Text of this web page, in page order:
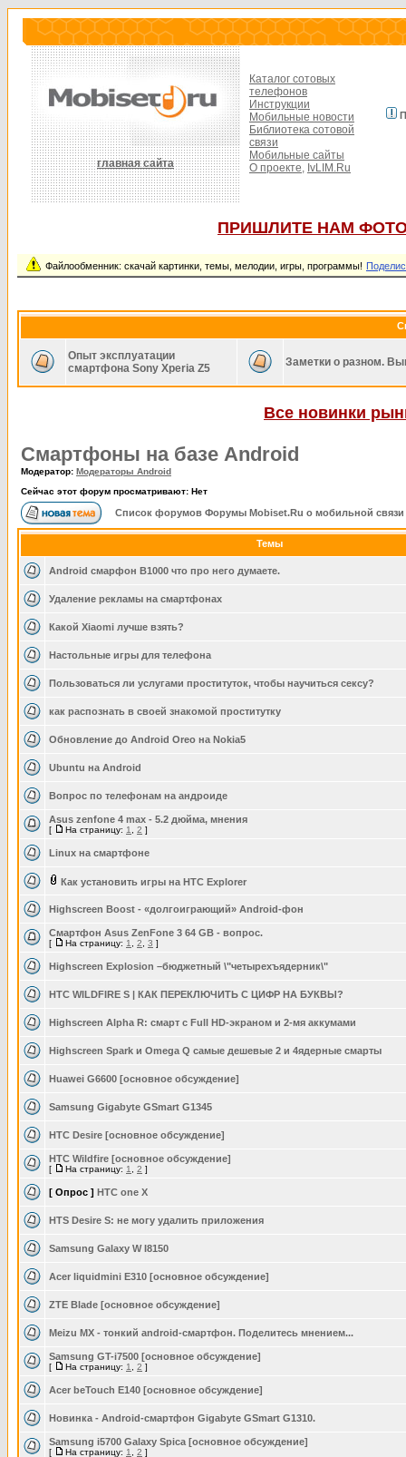
главная сайта
Каталог сотовых
телефонов
Инструкции
Мобильные новости
Библиотека сотовой
связи
Мобильные сайты
О проекте, IvLIM.Ru
ПРИШЛИТЕ НАМ
Файлообменник: скачай картинки, темы, мелодии, игры, программы!
Опыт эксплуатации
смартфона Sony Xperia Z5
Заметки о разном.
Все новинки
Смартфоны на базе Android
Модератор: Модераторы Android
Сейчас этот форум просматривают: Нет
Список форумов Форумы Mobiset.Ru о мобильной связи
Темы
Android смарфон B1000 что про него думаете.
Удаление рекламы на смартфонах
Какой Xiaomi лучше взять?
Настольные игры для телефона
Пользоваться ли услугами проституток, чтобы научиться сексу?
как распознать в своей знакомой проститутку
Обновление до Android Oreo на Nokia5
Ubuntu на Android
Вопрос по телефонам на андроиде
Asus zenfone 4 max - 5.2 дюйма, мнения
[ На страницу: 1 2 ]
Linux на смартфоне
Как установить игры на HTC Explorer
Highscreen Boost - «долгоиграющий» Android-фон
Смартфон Asus ZenFone 3 64 GB - вопрос.
[ На страницу: 1 2 3 ]
Highscreen Explosion –бюджетный \"четырехъядерник\"
HTC WILDFIRE S | КАК ПЕРЕКЛЮЧИТЬ С ЦИФР НА БУКВЫ?
Highscreen Alpha R: смарт с Full HD-экраном и 2-мя аккумами
Highscreen Spark и Omega Q самые дешевые 2 и 4ядерные смарты
Huawei G6600 [основное обсуждение]
Samsung Gigabyte GSmart G1345
HTC Desire [основное обсуждение]
HTC Wildfire [основное обсуждение]
[ На страницу: 1 2 ]
[ Опрос ] HTC one X
HTS Desire S: не могу удалить приложения
Samsung Galaxy W I8150
Acer liquidmini E310 [основное обсуждение]
ZTE Blade [основное обсуждение]
Meizu MX - тонкий android-смартфон. Поделитесь мнением...
Samsung GT-i7500 [основное обсуждение]
[ На страницу: 1 2 ]
Acer beTouch E140 [основное обсуждение]
Новинка - Android-смартфон Gigabyte GSmart G1310.
Samsung i5700 Galaxy Spica [основное обсуждение]
[ На страницу: 1 2 ]